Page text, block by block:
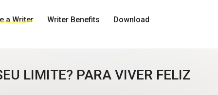
a Writer Writer Benefits Download
LIMITE? PARA VIVER FELIZ